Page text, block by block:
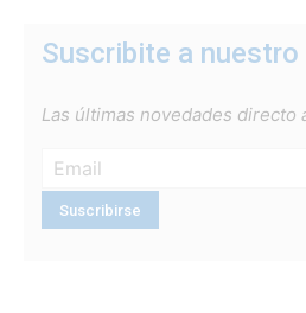
Suscribite a
Las últimas novedades directo